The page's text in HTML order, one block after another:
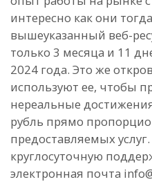
интересно как они
вышеуказанный веб-
только 3 месяца и 11
2024 года. Это же
используют ее, чтобы
нереальные
рубль прямо
предоставляемых
круглосуточную
электронная почта